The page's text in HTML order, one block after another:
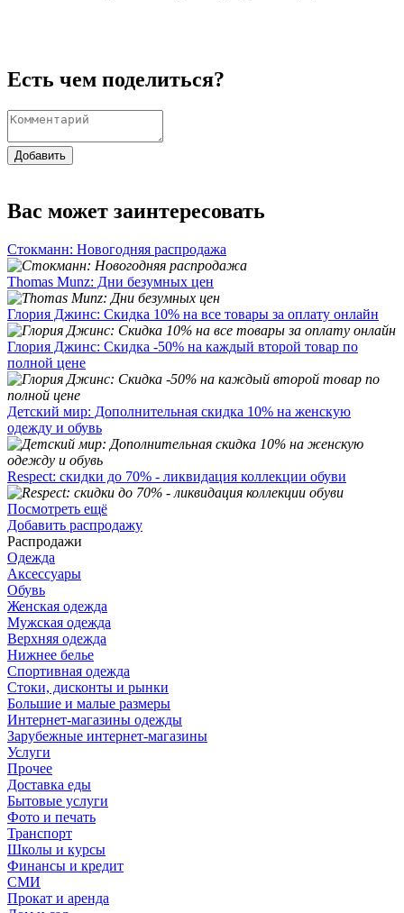
Есть чем поделиться?
Добавить
Вас может заинтересовать
Стокманн: Новогодняя распродажа
Thomas Munz: Дни безумных цен
Глория Джинс: Скидка 10% на все товары за оплату онлайн
Глория Джинс: Скидка -50% на каждый второй товар по
полной цене
Детский мир: Дополнительная скидка 10% на женскую
одежду и обувь
Respect: скидки до 70% - ликвидация коллекции обуви
Посмотреть ещё
Добавить распродажу
Распродажи
Одежда
Аксессуары
Обувь
Женская одежда
Мужская одежда
Верхняя одежда
Нижнее белье
Спортивная одежда
Стоки, дисконты и рынки
Большие и малые размеры
Интернет-магазины одежды
Зарубежные интернет-магазины
Услуги
Прочее
Доставка еды
Бытовые услуги
Фото и печать
Транспорт
Школы и курсы
Финансы и кредит
СМИ
Прокат и аренда